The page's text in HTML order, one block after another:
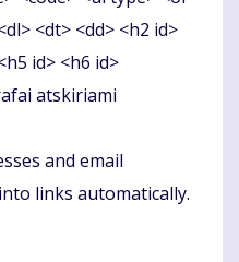
<dt> <dd> <h2 id>
id> <h6 id>
atskiriami
and email
links automatically.